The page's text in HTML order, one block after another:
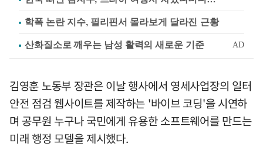
학폭 논란 지수, 필리핀서 몰라보게 달라진 근황
김영훈 노동부 장관은 이날 행사에서 영세사업장의 일터
안전 점검 웹사이트를 제작하는 '바이브 코딩'을 시연하
며 공무원 누구나 국민에게 유용한 소프트웨어를 만드는
미래 행정 모델을 제시했다.